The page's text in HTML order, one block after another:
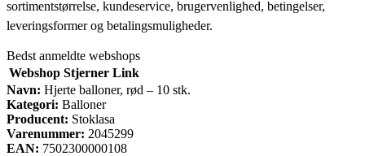
sortimentstørrelse, kundeservice, brugervenlighed, betingelser,
leveringsformer og betalingsmuligheder.
Bedst anmeldte webshops
Webshop Stjerner Link
Navn: Hjerte balloner, rød – 10 stk.
Kategori: Balloner
Producent: Stoklasa
Varenummer: 2045299
EAN: 7502300000108